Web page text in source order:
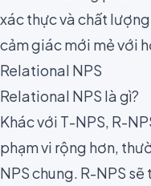
xác thực và chất
cảm giác mới mẻ với
Relational NPS
Relational NPS là gì?
Khác với T-NPS, R-
phạm vi rộng hơn,
NPS chung. R-NPS